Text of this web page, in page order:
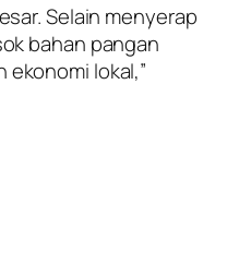
Selain menyerap
bahan pangan
lokal,”